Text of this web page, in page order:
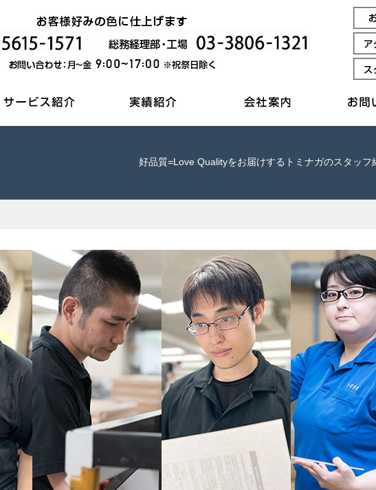
好品質=Love Qualityをお届けするトミナガのスタッフ